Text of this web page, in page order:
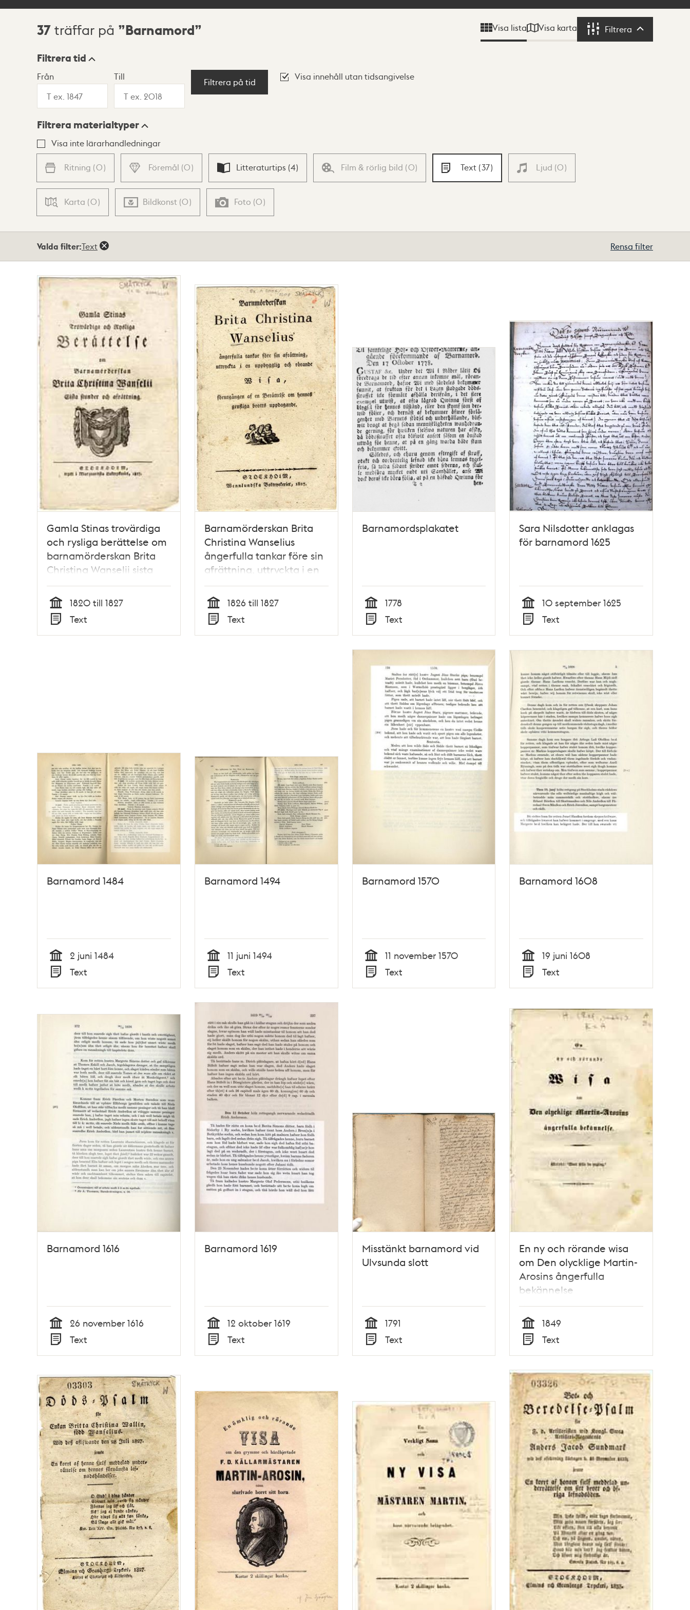
Sökresultat
37 träffar på Barnamord Visa lista Visa karta Filtrera Filtrera
Visningsläge
Lista Karta
Filtrera tid
Från Till
Filtrera på tid
Visa innehåll utan tidsangivelse
Filtrera materialtyper
Visa inte lärarhandledningar
Ritning (0) Föremål (0) Litteraturtips (4) Film & rörlig bild (0) Text (37) Ljud (0)
Karta (0) Bildkonst (0) Foto (0)
Valda filter:Text Rensa filter
Gamla Stinas trovärdiga
och rysliga berättelse om
barnamörderskan Brita
Christina Wanselii sista
stunder och afrättning.
Tid
1820 till 1827
Typ
Text
Barnamörderskan Brita
Christina Wanselius
ångerfulla tankar före sin
afrättning, uttryckta i en
uttryckta i en uppbygglig
och rörande wisa,
förutgången af en
berättelse om hennes
grufliga brotts
Tid
1826 till 1827
Typ
Text
Barnamordsplakatet
Tid
1778
Typ
Text
Sara Nilsdotter anklagas
för barnamord 1625
Tid
10 september 1625
Typ
Text
Barnamord 1484
Tid
2 juni 1484
Typ
Text
Barnamord 1494
Tid
11 juni 1494
Typ
Text
Barnamord 1570
Tid
11 november 1570
Typ
Text
Barnamord 1608
Tid
19 juni 1608
Typ
Text
Barnamord 1616
Tid
26 november 1616
Typ
Text
Barnamord 1619
Tid
12 oktober 1619
Typ
Text
Misstänkt barnamord vid
Ulvsunda slott
Tid
1791
Typ
Text
En ny och rörande wisa
om Den olycklige Martin-
Arosins ångerfulla
bekännelse
Tid
1849
Typ
Text